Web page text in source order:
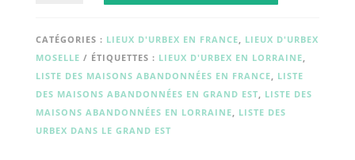
CORBEAU
CATÉGORIES : LIEUX D'URBEX EN FRANCE, LIEUX D'URBEX
MOSELLE
ÉTIQUETTES : LIEUX D'URBEX EN LORRAINE,
LISTE DES MAISONS ABANDONNÉES EN FRANCE, LISTE
DES MAISONS ABANDONNÉES EN GRAND EST, LISTE DES
MAISONS ABANDONNÉES EN LORRAINE, LISTE DES
URBEX DANS LE GRAND EST